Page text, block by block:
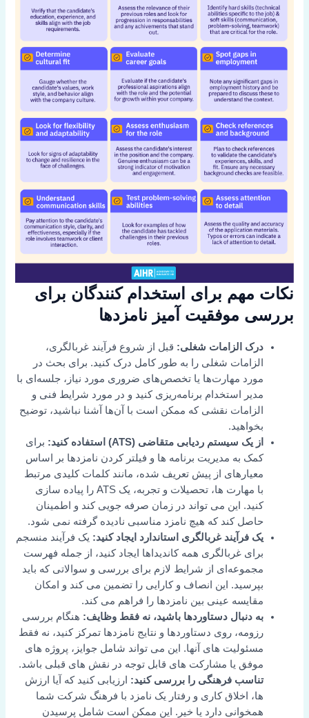
نکات مهم برای استخدام کنندگان برای
بررسی موفقیت آمیز نامزدها
درک الزامات شغلی: قبل از شروع فرآیند غربالگری،
الزامات شغلی را به طور کامل درک کنید. برای بحث در
مورد مهارت‌ها یا تخصص‌های ضروری مورد نیاز، جلسه‌ای با
مدیر استخدام برنامه‌ریزی کنید و در مورد شرایط فنی و
الزامات نقشی که ممکن است با آن‌ها آشنا نباشید، توضیح
بخواهید.
از یک سیستم ردیابی متقاضی (ATS) استفاده کنید:
برای
کمک به مدیریت برنامه ها و فیلتر کردن نامزدها بر اساس
معیارهای از پیش تعریف شده، مانند کلمات کلیدی مرتبط
با مهارت ها، تحصیلات و تجربه، یک ATS را پیاده سازی
کنید. این می تواند در زمان صرفه جویی کند و اطمینان
حاصل کند که هیچ نامزد مناسبی نادیده گرفته نمی شود.
یک فرآیند غربالگری استاندارد ایجاد کنید: یک فرآیند منسجم
برای غربالگری همه کاندیداها ایجاد کنید، از جمله فهرست
مجموعه‌ای از شرایط لازم برای بررسی و سوالاتی که باید
بپرسید. این انصاف و کارایی را تضمین می کند و امکان
مقایسه عینی بین نامزدها را فراهم می کند.
به دنبال دستاوردها باشید، نه فقط وظایف: هنگام بررسی
رزومه، روی دستاوردها و نتایج نامزدها تمرکز کنید، نه فقط
مسئولیت های آنها. این می تواند شامل جوایز، پروژه های
موفق یا مشارکت های قابل توجه در نقش های قبلی باشد.
تناسب فرهنگی را بررسی کنید: ارزیابی کنید که آیا ارزش
ها، اخلاق کاری و رفتار یک نامزد با فرهنگ شرکت شما
همخوانی دارد یا خیر. این ممکن است شامل پرسیدن